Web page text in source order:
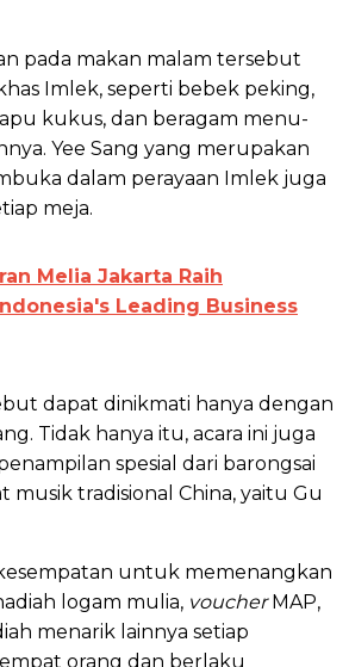
pada makan malam tersebut
Imlek, seperti bebek peking,
kukus, dan beragam menu-
Yee Sang yang merupakan
dalam perayaan Imlek juga
meja.
Melia Jakarta Raih
Leading Business
dapat dinikmati hanya dengan
Tidak hanya itu, acara ini juga
spesial dari barongsai
musik tradisional China, yaitu Gu
untuk memenangkan
logam mulia, voucherMAP,
menarik lainnya setiap
orang dan berlaku